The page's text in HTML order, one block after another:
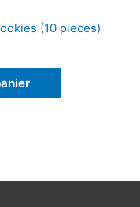
(10 pieces)